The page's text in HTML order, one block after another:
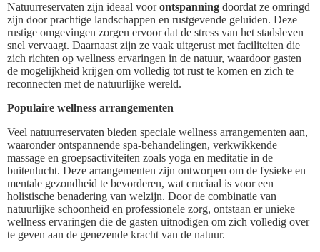
Natuurreservaten zijn ideaal voorontspanning doordat ze omringd
zijn door prachtige landschappen en rustgevende geluiden. Deze
rustige omgevingen zorgen ervoor dat de stress van het stadsleven
snel vervaagt. Daarnaast zijn ze vaak uitgerust met faciliteiten die
zich richten op wellness ervaringen in de natuur, waardoor gasten
de mogelijkheid krijgen om volledig tot rust te komen en zich te
reconnecten met de natuurlijke wereld.
Populaire wellness arrangementen
Veel natuurreservaten bieden speciale wellness arrangementen aan,
waaronder ontspannende spa-behandelingen, verkwikkende
massage en groepsactiviteiten zoals yoga en meditatie in de
buitenlucht. Deze arrangementen zijn ontworpen om de fysieke en
mentale gezondheid te bevorderen, wat cruciaal is voor een
holistische benadering van welzijn. Door de combinatie van
natuurlijke schoonheid en professionele zorg, ontstaan er unieke
wellness ervaringen die de gasten uitnodigen om zich volledig over
te geven aan de genezende kracht van de natuur.